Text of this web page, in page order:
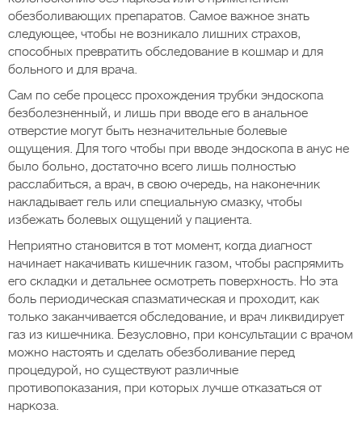
обезболивающих препаратов. Самое важное знать
следующее, чтобы не возникало лишних страхов,
способных превратить обследование в кошмар и для
больного и для врача.
Сам по себе процесс прохождения трубки эндоскопа
безболезненный, и лишь при вводе его в анальное
отверстие могут быть незначительные болевые
ощущения. Для того чтобы при вводе эндоскопа в анус не
было больно, достаточно всего лишь полностью
расслабиться, а врач, в свою очередь, на наконечник
накладывает гель или специальную смазку, чтобы
избежать болевых ощущений у пациента.
Неприятно становится в тот момент, когда диагност
начинает накачивать кишечник газом, чтобы распрямить
его складки и детальнее осмотреть поверхность. Но эта
боль периодическая спазматическая и проходит, как
только заканчивается обследование, и врач ликвидирует
газ из кишечника. Безусловно, при консультации с врачом
можно настоять и сделать обезболивание перед
процедурой, но существуют различные
противопоказания, при которых лучше отказаться от
наркоза.